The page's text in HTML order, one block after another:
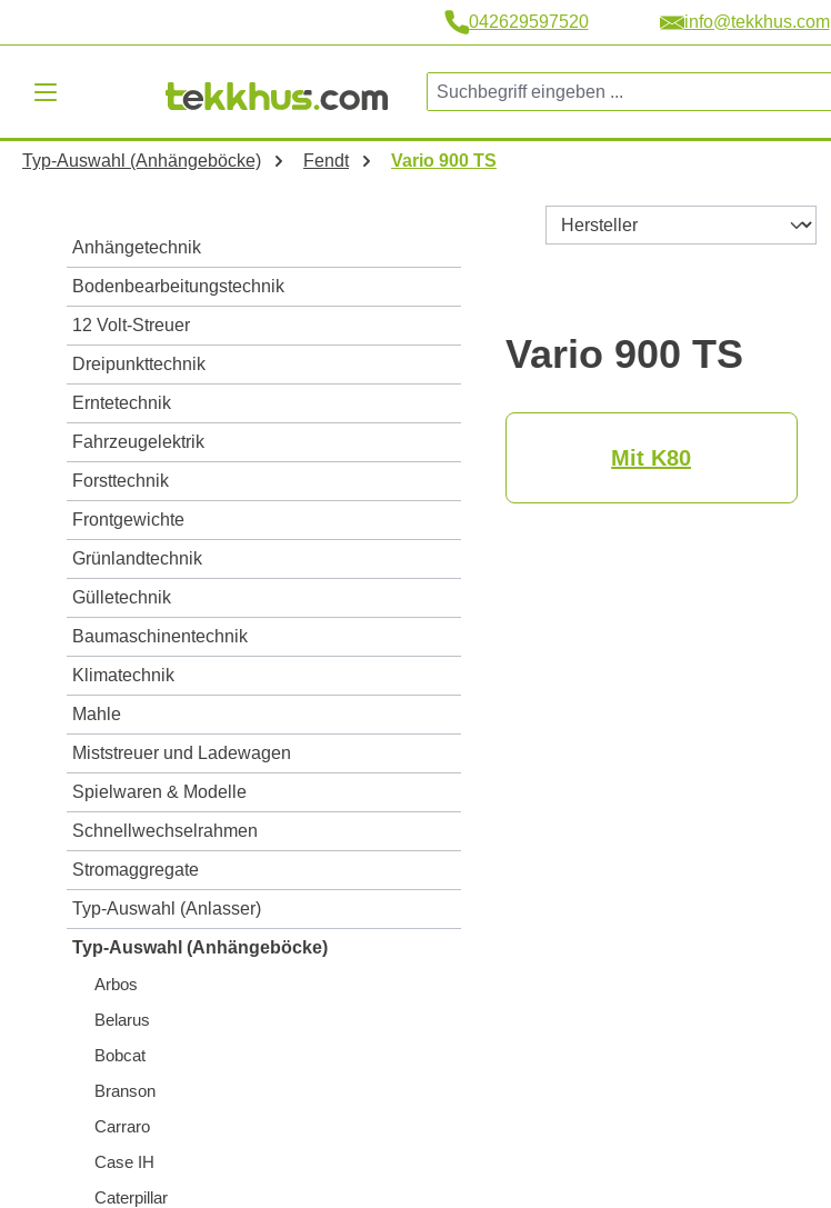
042629597520 info@tekkhus.com
Typ-Auswahl (Anhängeböcke) Fendt Vario 900 TS
Anhängetechnik
Bodenbearbeitungstechnik
12 Volt-Streuer
Dreipunkttechnik
Erntetechnik
Fahrzeugelektrik
Forsttechnik
Frontgewichte
Grünlandtechnik
Gülletechnik
Baumaschinentechnik
Klimatechnik
Mahle
Miststreuer und Ladewagen
Spielwaren & Modelle
Schnellwechselrahmen
Stromaggregate
Typ-Auswahl (Anlasser)
Typ-Auswahl (Anhängeböcke)
Arbos
Belarus
Bobcat
Branson
Carraro
Case IH
Caterpillar
Vario 900 TS
Mit K80